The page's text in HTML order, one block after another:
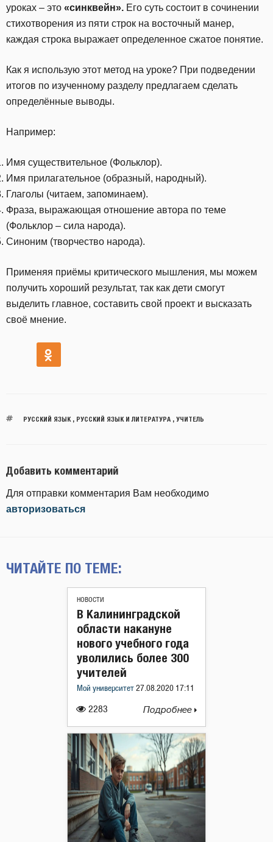
уроках – это «синквейн». Его суть состоит в сочинении
стихотворения из пяти строк на восточный манер,
каждая строка выражает определенное сжатое понятие.
Как я использую этот метод на уроке? При подведении
итогов по изученному разделу предлагаем сделать
определённые выводы.
Например:
Имя существительное (Фольклор).
Имя прилагательное (образный, народный).
Глаголы (читаем, запоминаем).
Фраза, выражающая отношение автора по теме
(Фольклор – сила народа).
Синоним (творчество народа).
Применяя приёмы критического мышления, мы можем
получить хороший результат, так как дети смогут
выделить главное, составить свой проект и высказать
своё мнение.
РУССКИЙ ЯЗЫК, РУССКИЙ ЯЗЫК И ЛИТЕРАТУРА, УЧИТЕЛЬ
Добавить комментарий
Для отправки комментария Вам необходимо
авторизоваться
ЧИТАЙТЕ ПО ТЕМЕ:
НОВОСТИ
2283
​В Калининградской
области накануне
нового учебного года
уволились более 300
учителей
Мой университет 27.08.2020 17:11
Подробнее